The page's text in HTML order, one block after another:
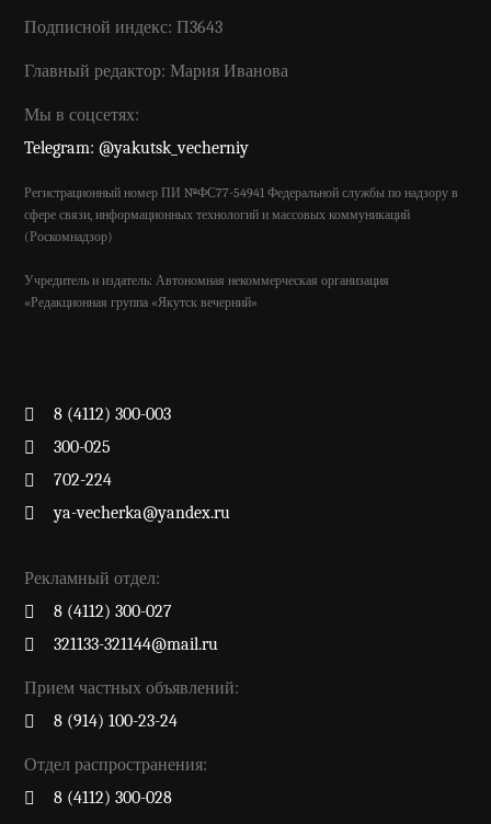
Подписной индекс: П3643
Главный редактор: Мария Иванова
Мы в соцсетях:
Telegram: @yakutsk_vecherniy
Регистрационный номер ПИ №ФС77-54941 Федеральной службы по надзору в
сфере связи, информационных технологий и массовых коммуникаций
(Роскомнадзор)
Учредитель и издатель: Автономная некоммерческая организация
«Редакционная группа «Якутск вечерний»
8 (4112) 300-003
300-025
702-224
ya-vecherka@yandex.ru
Рекламный отдел:
8 (4112) 300-027
321133-321144@mail.ru
Прием частных объявлений:
8 (914) 100-23-24
Отдел распространения:
8 (4112) 300-028